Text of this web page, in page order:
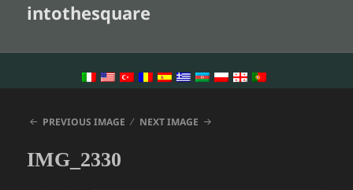
intothesquare
PREVIOUS IMAGE NEXT IMAGE
IMG_2330